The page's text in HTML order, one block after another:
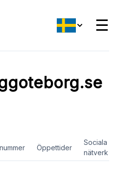
☰
Öppettider
Sociala
nätverk